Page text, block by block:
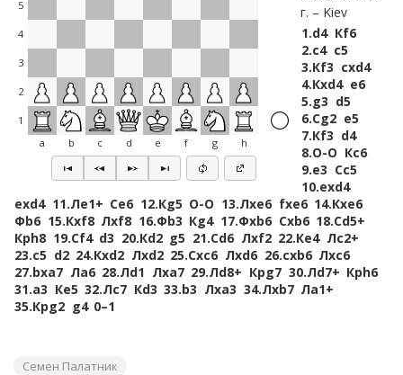
5
4
3
2
1
a
b c d e f g h
г.
Kiev
1.d4 Кf6
2.c4 c5
3.Кf3 cxd4
4.Кxd4 e6
5.g3 d5
6.Сg2 e5
7.Кf3 d4
8.O-O Кc6
9.e3 Сc5
10.exd4
exd4 11.Лe1+ Сe6 12.Кg5 O-O 13.Лxe6 fxe6 14.Кxe6
Фb6 15.Кxf8 Лxf8 16.Фb3 Кg4 17.Фxb6 Сxb6 18.Сd5+
Крh8 19.Сf4 d3 20.Кd2 g5 21.Сd6 Лxf2 22.Кe4 Лc2+
23.c5 d2 24.Кxd2 Лxd2 25.Сxc6 Лxd6 26.cxb6 Лxc6
27.bxa7 Лa6 28.Лd1 Лxa7 29.Лd8+ Крg7 30.Лd7+ Крh6
31.a3 Кe5 32.Лc7 Кd3 33.b3 Лxa3 34.Лxb7 Лa1+
35.Крg2 g4 0–1
Семен Палатник